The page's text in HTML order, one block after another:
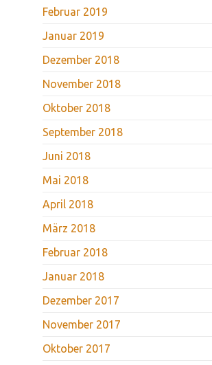
Februar 2019
Januar 2019
Dezember 2018
November 2018
Oktober 2018
September 2018
Juni 2018
Mai 2018
April 2018
März 2018
Februar 2018
Januar 2018
Dezember 2017
November 2017
Oktober 2017